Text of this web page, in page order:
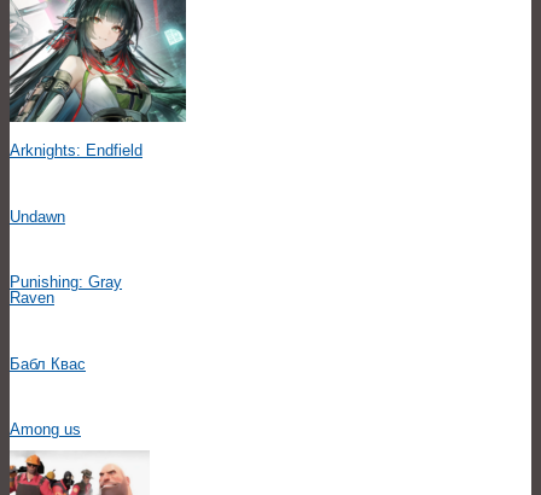
Arknights: Endfield
Undawn
Punishing: Gray
Raven
Бабл Квас
Among us